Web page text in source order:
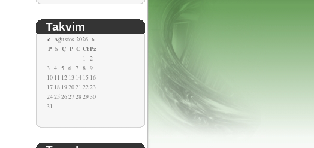
Takvim
< Ağustos 2026 >
P S Ç P C CtPz
1 2
3 4 5 6 7 8 9
10 11 12 13 14 15 16
17 18 192021 2223
24252627282930
31